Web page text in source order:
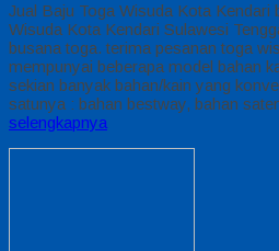
Jual Baju Toga Wisuda Kota Kendari
Wisuda Kota Kendari Sulawesi
busana toga. terima pesanan toga
mempunyai beberapa model bahan
sekian banyak bahan/kain yang
satunya : bahan bestway, bahan
selengkapnya